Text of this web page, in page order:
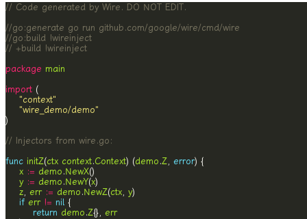
// Code generated by Wire. DO NOT EDIT.
//go:generate go run github.com/google/wire/cmd/wire
//go:build !wireinject
// +build !wireinject
package main
import
"context"
"wire_demo/demo"
// Injectors from wire.go:
func initZ(ctx context.Context) (demo .Z, error
x := demo .NewX
y := demo .NewY(x
z, err := demo .NewZ(ctx, y
if err != nil
return demo .Z{}, err